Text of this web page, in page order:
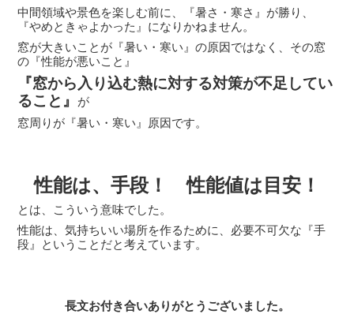
中間領域や景色を楽しむ前に、『暑さ・寒さ』が勝り、
『やめときゃよかった』になりかねません。
窓が大きいことが『暑い・寒い』の原因ではなく、その窓
の『性能が悪いこと』
『窓から入り込む熱に対する対策が不足してい
ること』
が
窓周りが『暑い・寒い』原因です。
性能は、手段！ 性能値は目安！
とは、こういう意味でした。
性能は、気持ちいい場所を作るために、必要不可欠な『手
段』ということだと考えています。
長文お付き合いありがとうございました。